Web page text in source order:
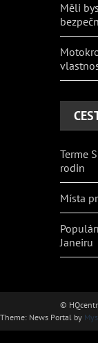
Měli
Terme
rodin
Místa
Janeiru
©
Theme: News Portal by